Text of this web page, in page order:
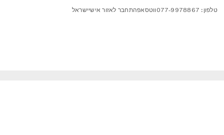
טלפון: 077-9978867 ווטסאפהתחבר לאזור אישיישראל